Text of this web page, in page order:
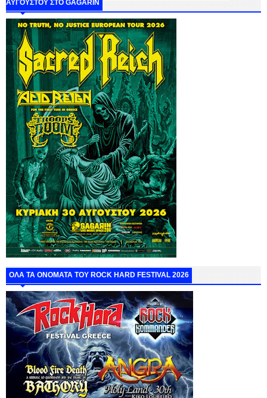
ΑΥΓΟΥΣΤΟΥ ΣΤΟ GAGARIN
ΟΛΑ ΤΑ ΟΝΟΜΑΤΑ ΤΟΥ ROCK HARD FESTIVAL 2026